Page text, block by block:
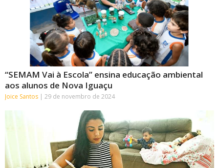
“SEMAM Vai à Escola” ensina educação ambiental
aos alunos de Nova Iguaçu
Joice Santos 29 de novembro de 2024